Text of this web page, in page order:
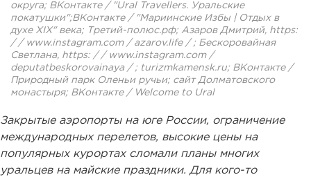
округа; ВКонтакте / "Ural Travellers. Уральские
покатушки";ВКонтакте / "Мариинские Избы | Отдых в
духе ХIХ" века; Третий-полюс.рф; Азаров Дмитрий, https:
/ / www.instagram.com / azarov.life / ; Бескоровайная
Светлана, https: / / www.instagram.com /
deputatbeskorovainaya / ; turizmkamensk.ru; ВКонтакте /
Природный парк Оленьи ручьи; сайт Долматовского
монастыря; ВКонтакте / Welcome to Ural
Закрытые аэропорты на юге России, ограничение
международных перелетов, высокие цены на
популярных курортах сломали планы многих
уральцев на майские праздники. Для кого-то